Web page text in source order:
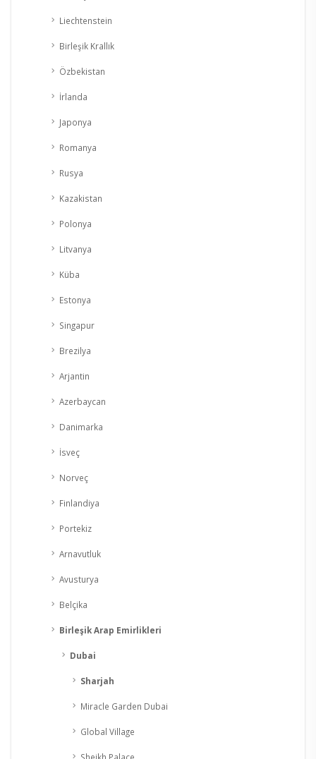
Liechtenstein
Birleşik Krallık
Özbekistan
İrlanda
Japonya
Romanya
Rusya
Kazakistan
Polonya
Litvanya
Küba
Estonya
Singapur
Brezilya
Arjantin
Azerbaycan
Danimarka
İsveç
Norveç
Finlandiya
Portekiz
Arnavutluk
Avusturya
Belçika
Birleşik Arap Emirlikleri
Dubai
Sharjah
Miracle Garden Dubai
Global Village